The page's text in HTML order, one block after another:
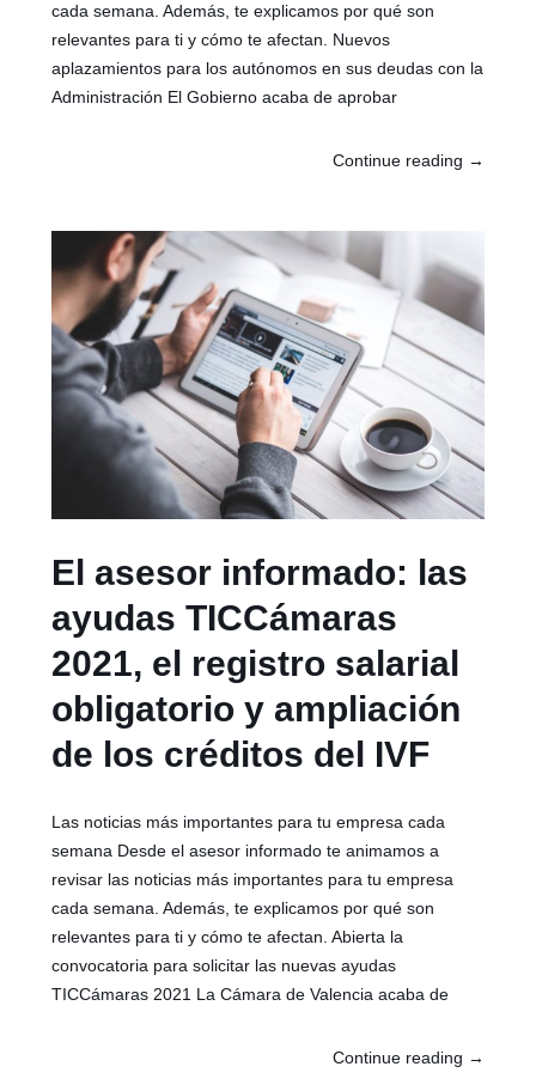
cada semana. Además, te explicamos por qué son
relevantes para ti y cómo te afectan. Nuevos
aplazamientos para los autónomos en sus deudas con la
Administración El Gobierno acaba de aprobar
Continue reading →
El asesor informado: las
ayudas TICCámaras
2021, el registro salarial
obligatorio y ampliación
de los créditos del IVF
Las noticias más importantes para tu empresa cada
semana Desde el asesor informado te animamos a
revisar las noticias más importantes para tu empresa
cada semana. Además, te explicamos por qué son
relevantes para ti y cómo te afectan. Abierta la
convocatoria para solicitar las nuevas ayudas
TICCámaras 2021 La Cámara de Valencia acaba de
Continue reading →